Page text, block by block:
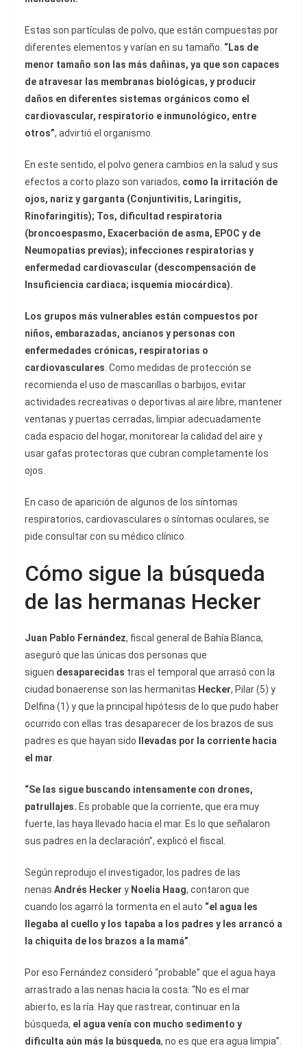
Estas son partículas de polvo, que están compuestas por
diferentes elementos y varían en su tamaño. “Las de
menor tamaño son las más dañinas, ya que son capaces
de atravesar las membranas biológicas, y producir
daños en diferentes sistemas orgánicos como el
cardiovascular, respiratorio e inmunológico, entre
otros”, advirtió el organismo.
En este sentido, el polvo genera cambios en la salud y sus
efectos a corto plazo son variados, como la irritación de
ojos, nariz y garganta (Conjuntivitis, Laringitis,
Rinofaringitis); Tos, dificultad respiratoria
(broncoespasmo, Exacerbación de asma, EPOC y de
Neumopatias previas); infecciones respiratorias y
enfermedad cardiovascular (descompensación de
Insuficiencia cardiaca; isquemia miocárdica).
Los grupos más vulnerables están compuestos por
niños, embarazadas, ancianos y personas con
enfermedades crónicas, respiratorias o
cardiovasculares. Como medidas de protección se
recomienda el uso de mascarillas o barbijos, evitar
actividades recreativas o deportivas al aire libre, mantener
ventanas y puertas cerradas, limpiar adecuadamente
cada espacio del hogar, monitorear la calidad del aire y
usar gafas protectoras que cubran completamente los
ojos.
En caso de aparición de algunos de los síntomas
respiratorios, cardiovasculares o síntomas oculares, se
pide consultar con su médico clínico.
Cómo sigue la búsqueda
de las hermanas Hecker
Juan Pablo Fernández, fiscal general de Bahía Blanca,
aseguró que las únicas dos personas que
siguen desaparecidas tras el temporal que arrasó con la
ciudad bonaerense son las hermanitas Hecker, Pilar (5) y
Delfina (1) y que la principal hipótesis de lo que pudo haber
ocurrido con ellas tras desaparecer de los brazos de sus
padres es que hayan sido
llevadas por la corriente hacia
el mar.
“Se las sigue buscando intensamente con drones,
patrullajes. Es probable que la corriente, que era muy
fuerte, las haya llevado hacia el mar. Es lo que señalaron
sus padres en la declaración”, explicó el fiscal.
Según reprodujo el investigador, los padres de las
nenas Andrés Hecker y Noelia Haag, contaron que
cuando los agarró la tormenta en el auto “el agua les
llegaba al cuello y los tapaba a los padres y les arrancó a
la chiquita de los brazos a la mamá”.
Por eso Fernández consideró “probable” que el agua haya
arrastrado a las nenas hacia la costa: “No es el mar
abierto, es la ría. Hay que rastrear, continuar en la
búsqueda, el agua venía con mucho sedimento y
dificulta aún más la búsqueda, no es que era agua limpia”.